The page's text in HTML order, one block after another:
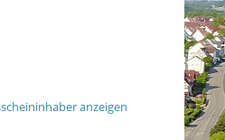
anzeigen